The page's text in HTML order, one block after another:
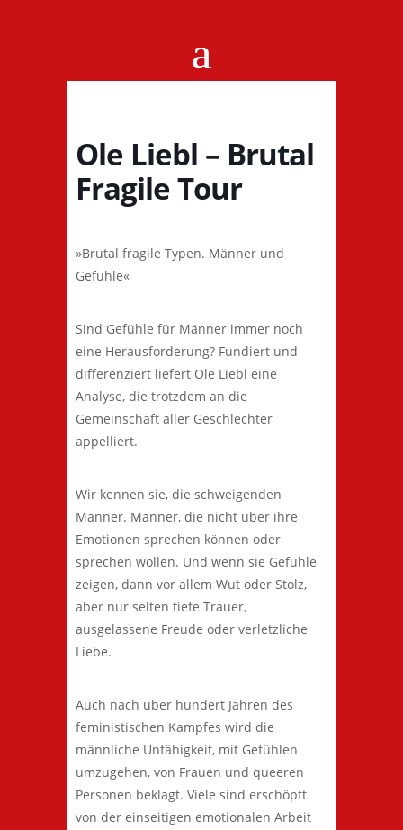
Ole Liebl – Brutal
Fragile Tour
»Brutal fragile Typen. Männer und
Gefühle«
Sind Gefühle für Männer immer noch
eine Herausforderung? Fundiert und
differenziert liefert Ole Liebl eine
Analyse, die trotzdem an die
Gemeinschaft aller Geschlechter
appelliert.
Wir kennen sie, die schweigenden
Männer. Männer, die nicht über ihre
Emotionen sprechen können oder
sprechen wollen. Und wenn sie Gefühle
zeigen, dann vor allem Wut oder Stolz,
aber nur selten tiefe Trauer,
ausgelassene Freude oder verletzliche
Liebe.
Auch nach über hundert Jahren des
feministischen Kampfes wird die
männliche Unfähigkeit, mit Gefühlen
umzugehen, von Frauen und queeren
Personen beklagt. Viele sind erschöpft
von der einseitigen emotionalen Arbeit